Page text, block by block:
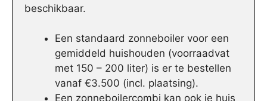
beschikbaar.
Een standaard zonneboiler voor een
gemiddeld huishouden (voorraadvat
met 150 – 200 liter) is er te bestellen
vanaf €3.500 (incl. plaatsing).
Een zonneboilercombi kan ook je huis